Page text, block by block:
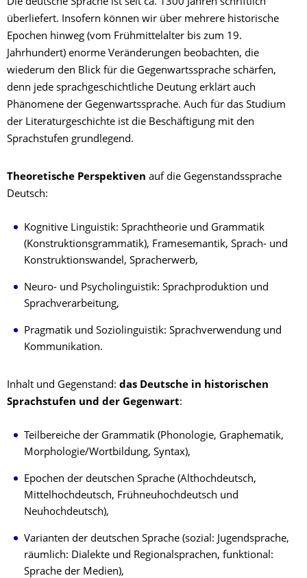
Die deutsche Sprache ist seit ca. 1300 Jahren schriftlich
überliefert. Insofern können wir über mehrere historische
Epochen hinweg (vom Frühmittelalter bis zum 19.
Jahrhundert) enorme Veränderungen beobachten, die
wiederum den Blick für die Gegenwartssprache schärfen,
denn jede sprachgeschichtliche Deutung erklärt auch
Phänomene der Gegenwartssprache. Auch für das Studium
der Literaturgeschichte ist die Beschäftigung mit den
Sprachstufen grundlegend.
Theoretische Perspektiven auf die Gegenstandssprache
Deutsch:
Kognitive Linguistik: Sprachtheorie und Grammatik
(Konstruktionsgrammatik), Framesemantik, Sprach- und
Konstruktionswandel, Spracherwerb,
Neuro- und Psycholinguistik: Sprachproduktion und
Sprachverarbeitung,
Pragmatik und Soziolinguistik: Sprachverwendung und
Kommunikation.
Inhalt und Gegenstand: das Deutsche in historischen
Sprachstufen und der Gegenwart:
Teilbereiche der Grammatik (Phonologie, Graphematik,
Morphologie/Wortbildung, Syntax),
Epochen der deutschen Sprache (Althochdeutsch,
Mittelhochdeutsch, Frühneuhochdeutsch und
Neuhochdeutsch),
Varianten der deutschen Sprache (sozial: Jugendsprache,
räumlich: Dialekte und Regionalsprachen, funktional:
Sprache der Medien),